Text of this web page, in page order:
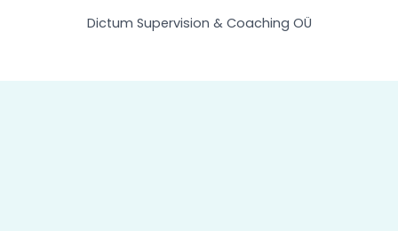
Dictum Supervision & Coaching OÜ